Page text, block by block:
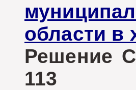
области в
Решение
113